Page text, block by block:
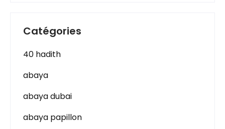
Catégories
40 hadith
abaya
abaya dubai
abaya papillon